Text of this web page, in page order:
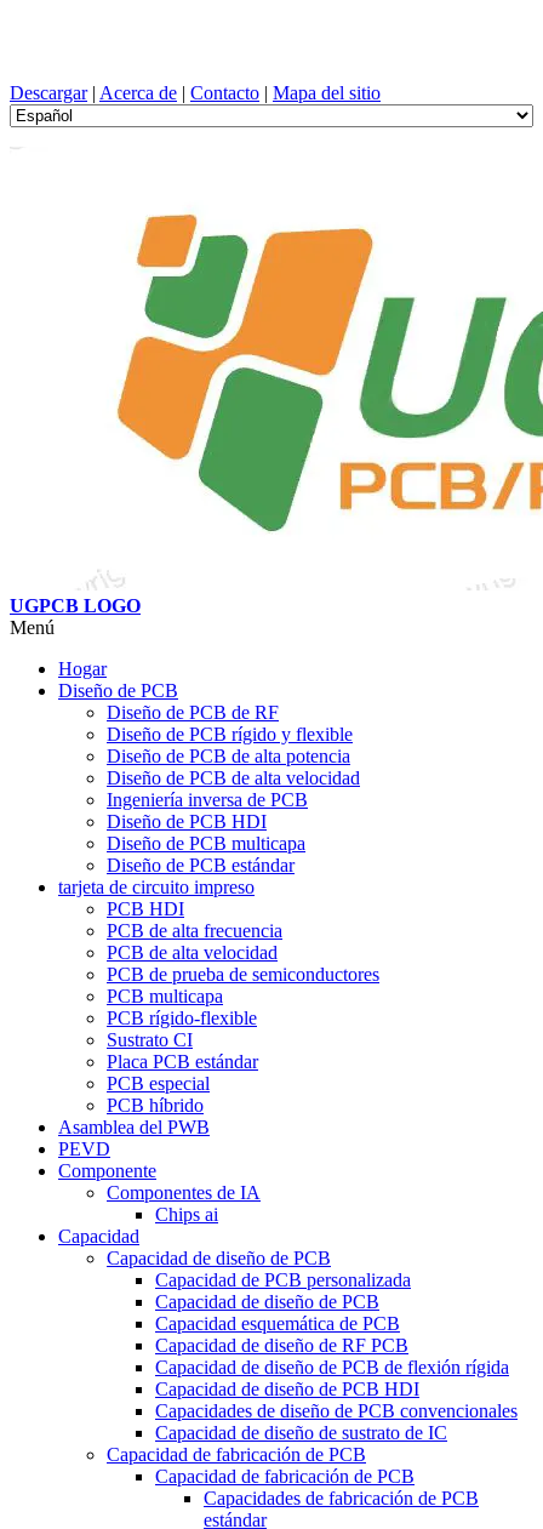
Descargar| Acerca de | Contacto | Mapa del sitio
UGPCB LOGO
Menú
Hogar
Diseño de PCB
Diseño de PCB de RF
Diseño de PCB rígido y flexible
Diseño de PCB de alta potencia
Diseño de PCB de alta velocidad
Ingeniería inversa de PCB
Diseño de PCB HDI
Diseño de PCB multicapa
Diseño de PCB estándar
tarjeta de circuito impreso
PCB HDI
PCB de alta frecuencia
PCB de alta velocidad
PCB de prueba de semiconductores
PCB multicapa
PCB rígido-flexible
Sustrato CI
Placa PCB estándar
PCB especial
PCB híbrido
Asamblea del PWB
PEVD
Componente
Componentes de IA
Chips ai
Capacidad
Capacidad de diseño de PCB
Capacidad de PCB personalizada
Capacidad de diseño de PCB
Capacidad esquemática de PCB
Capacidad de diseño de RF PCB
Capacidad de diseño de PCB de flexión rígida
Capacidad de diseño de PCB HDI
Capacidades de diseño de PCB convencionales
Capacidad de diseño de sustrato de IC
Capacidad de fabricación de PCB
Capacidad de fabricación de PCB
Capacidades de fabricación de PCB
estándar